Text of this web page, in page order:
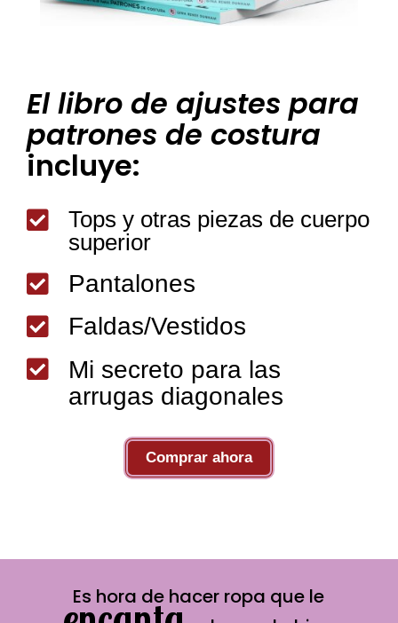
El libro de ajustes para
patrones de costura
incluye:

Tops y otras piezas de cuerpo
superior
 Pantalones
 Faldas/Vestidos

Mi secreto para las
arrugas diagonales
Comprar ahora
Es hora de hacer ropa que le